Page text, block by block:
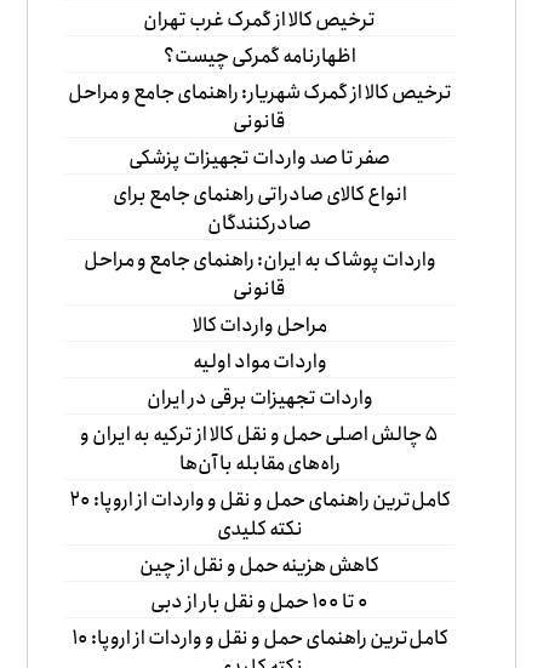
ترخیص کالا از گمرک غرب تهران
اظهارنامه گمرکی چیست؟
ترخیص کالا از گمرک شهریار: راهنمای جامع و مراحل
قانونی
صفر تا صد واردات تجهیزات پزشکی
انواع کالای صادراتی راهنمای جامع برای
صادرکنندگان
واردات پوشاک به ایران: راهنمای جامع و مراحل
قانونی
مراحل واردات کالا
واردات مواد اولیه
واردات تجهیزات برقی در ایران
۵ چالش اصلی حمل و نقل کالا از ترکیه به ایران و
راه‌های مقابله با آن‌ها
کامل‌ترین راهنمای حمل و نقل و واردات از اروپا: ۲۰
نکته کلیدی
کاهش هزینه حمل و نقل از چین
۰ تا ۱۰۰ حمل و نقل بار از دبی
کامل‌ترین راهنمای حمل و نقل و واردات از اروپا: ۱۰